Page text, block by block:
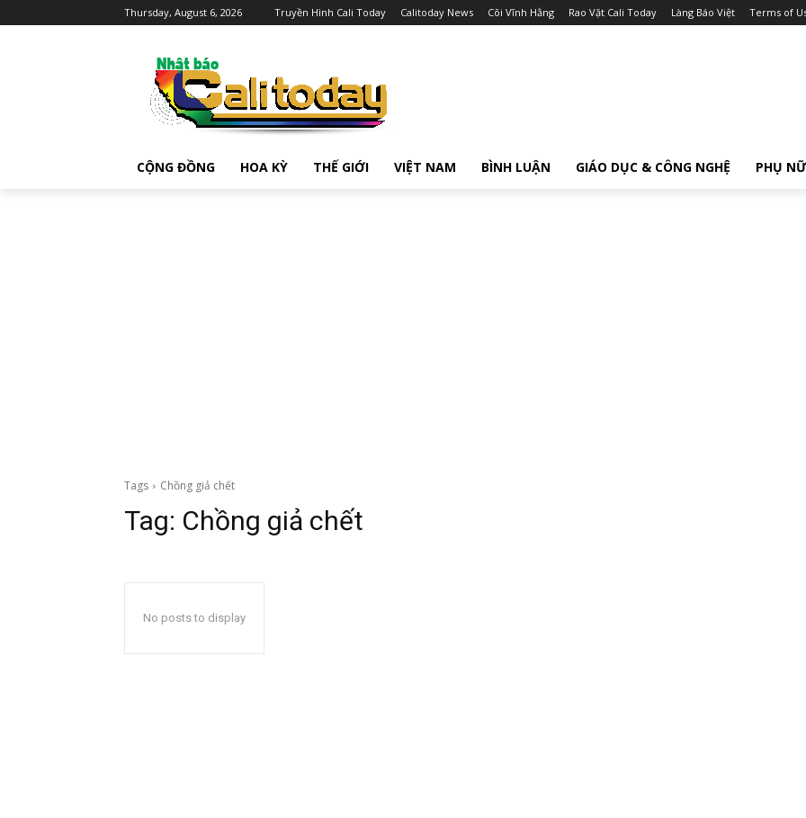
Thursday, August 6, 2026 Truyền Hình Cali Today Calitoday News Cõi Vĩnh Hằng Rao Vặt Cali Today Làng Báo Việt Terms of
CỘNG ĐỒNG HOA KỲ THẾ GIỚI VIỆT NAM BÌNH LUẬN GIÁO DỤC & CÔNG NGHỆ PHỤ NỮ
Tags Chồng giả chết
Tag: Chồng giả chết
No posts to display